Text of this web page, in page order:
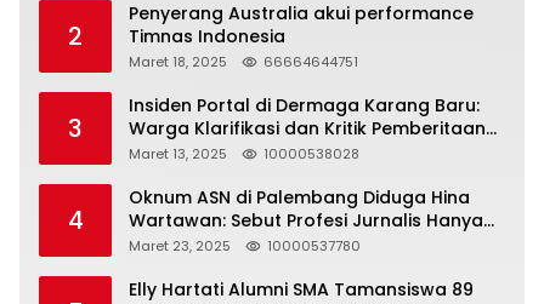
2
Penyerang Australia akui performance
Timnas Indonesia
Maret 18, 2025 66664644751
3
Insiden Portal di Dermaga Karang Baru:
Warga Klarifikasi dan Kritik Pemberitaan
yang Tidak Akurat
Maret 13, 2025 10000538028
4
Oknum ASN di Palembang Diduga Hina
Wartawan: Sebut Profesi Jurnalis Hanya
Seharga 2 Liter Bensin, Berujung Dugaan
Maret 23, 2025 10000537780
Elly Hartati Alumni SMA Tamansiswa 89